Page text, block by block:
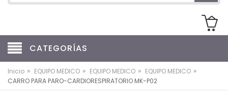
CATEGORÍAS
Inicio » EQUIPO MEDICO » EQUIPO MEDICO » EQUIPO MEDICO »
CARRO PARA PARO-CARDIORESPIRATORIO MK-P02